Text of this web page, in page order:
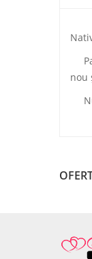
nou